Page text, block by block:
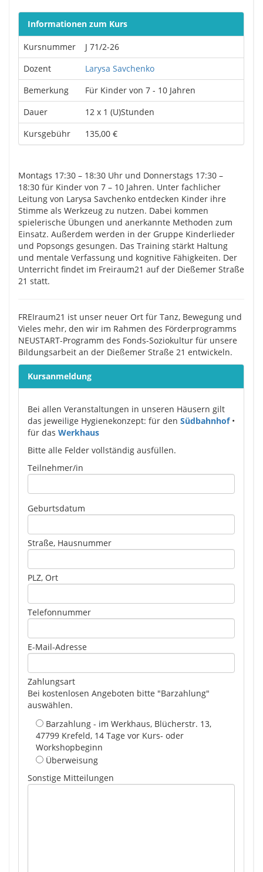
Informationen zum Kurs
Kursnummer
J 71/2-26
Dozent
Larysa Savchenko
Bemerkung
Für Kinder von 7 - 10 Jahren
Dauer
12 x 1 (U)Stunden
Kursgebühr
135,00 €
Montags 17:30 – 18:30 Uhr und Donnerstags 17:30 –
18:30 für Kinder von 7 – 10 Jahren. Unter fachlicher
Leitung von Larysa Savchenko entdecken Kinder ihre
Stimme als Werkzeug zu nutzen. Dabei kommen
spielerische Übungen und anerkannte Methoden zum
Einsatz. Außerdem werden in der Gruppe Kinderlieder
und Popsongs gesungen. Das Training stärkt Haltung
und mentale Verfassung und kognitive Fähigkeiten. Der
Unterricht findet im Freiraum21 auf der Dießemer Straße
21 statt.
FREIraum21 ist unser neuer Ort für Tanz, Bewegung und
Vieles mehr, den wir im Rahmen des Förderprogramms
NEUSTART-Programm des Fonds-Soziokultur für unsere
Bildungsarbeit an der Dießemer Straße 21 entwickeln.
Kursanmeldung
Bei allen Veranstaltungen in unseren Häusern gilt
das jeweilige Hygienekonzept: für den Südbahnhof•
für das Werkhaus
Bitte alle Felder vollständig ausfüllen.
Teilnehmer/in
Geburtsdatum
Straße, Hausnummer
PLZ, Ort
Telefonnummer
E-Mail-Adresse
Zahlungsart
Bei kostenlosen Angeboten bitte "Barzahlung"
auswählen.
Barzahlung - im Werkhaus, Blücherstr. 13,
47799 Krefeld, 14 Tage vor Kurs- oder
Workshopbeginn
Überweisung
Sonstige Mitteilungen